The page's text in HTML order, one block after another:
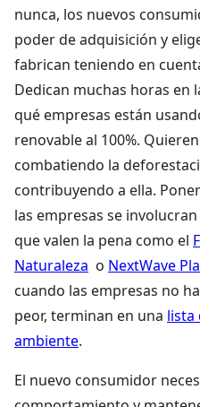
nunca, los nuevos
poder de adquisición y
fabrican teniendo en
Dedican muchas horas en
qué empresas están
renovable al 100%.
combatiendo la
contribuyendo a ella.
las empresas se
que valen la pena como el
Naturaleza o NextWave
cuando las empresas no
peor, terminan en una lista
ambiente.
El nuevo consumidor